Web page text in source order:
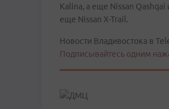
Kalina, а еще Nissan Qashqai
еще Nissan X-Trail.
Новости Владивостока в
Подписывайтесь одним